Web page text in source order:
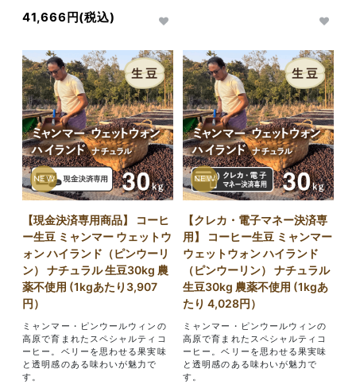
41,666円(税込)
NEW
【現金決済専用商品】 コーヒ
ー生豆 ミャンマー ウェットウ
ォン ハイランド（ピンウーリ
ン） ナチュラル 生豆30kg 農
薬不使用 (1kgあたり3,907
円）
ミャンマー・ピンウールウィンの
高原で育まれたスペシャルティコ
ーヒー。ベリーを思わせる果実味
と透明感のある味わいが魅力で
す。
NEW
【クレカ・電子マネー決済専
用】 コーヒー生豆 ミャンマー
ウェットウォン ハイランド
（ピンウーリン） ナチュラル
生豆30kg 農薬不使用 (1kgあ
たり 4,028円）
ミャンマー・ピンウールウィンの
高原で育まれたスペシャルティコ
ーヒー。ベリーを思わせる果実味
と透明感のある味わいが魅力で
す。